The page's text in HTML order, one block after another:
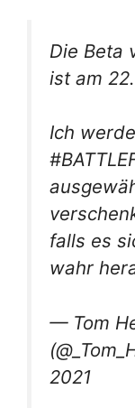
Die Beta
ist am
Ich
falls es
wahr
— Tom
2021